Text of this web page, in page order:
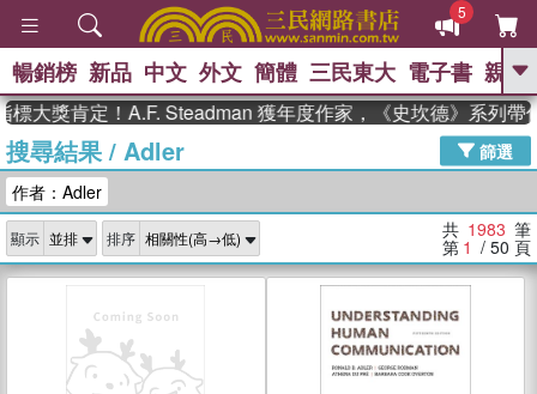
5
GO
The Odyssey 、
父親節 、 如果歷史是一群喵 、 暑期
念華 、 台灣的李登輝時代 、 數學女
孩：黎曼猜想
偉大的迷走神經
暢銷榜 新品 中文 外文 簡體 三民東大 電子書 親子
肯定！A.F. Steadman 獲年度作家，《史坎德》系列帶你踏上
搜尋結果/ Adler
篩選
作者：Adler
顯示 排序 共 1983 筆
第 1 / 50 頁